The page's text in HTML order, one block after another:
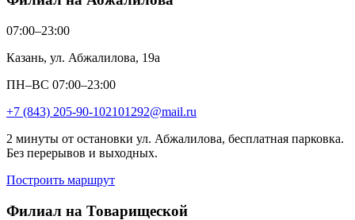
07:00–23:00
Казань, ул. Абжалилова, 19а
ПН–ВС 07:00–23:00
+7 (843) 205-90-102101292@mail.ru
2 минуты от остановки ул. Абжалилова, бесплатная парковка.
Без перерывов и выходных.
Построить маршрут
Филиал на Товарищеской